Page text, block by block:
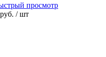
просмотр
/ шт